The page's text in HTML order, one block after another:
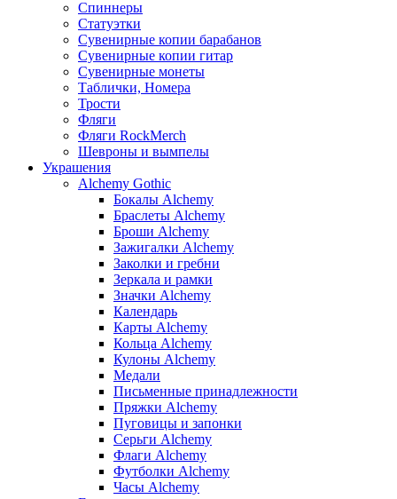
Спиннеры
Статуэтки
Сувенирные копии барабанов
Сувенирные копии гитар
Сувенирные монеты
Таблички, Номера
Трости
Фляги
Фляги RockMerch
Шевроны и вымпелы
Украшения
Alchemy Gothic
Бокалы Alchemy
Браслеты Alchemy
Броши Alchemy
Зажигалки Alchemy
Заколки и гребни
Зеркала и рамки
Значки Alchemy
Календарь
Карты Alchemy
Кольца Alchemy
Кулоны Alchemy
Медали
Письменные принадлежности
Пряжки Alchemy
Пуговицы и запонки
Серьги Alchemy
Флаги Alchemy
Футболки Alchemy
Часы Alchemy